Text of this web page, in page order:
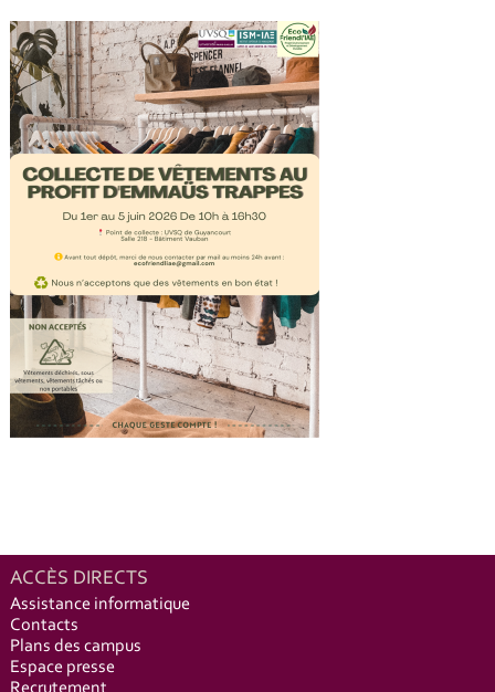
ACCÈS DIRECTS
Assistance informatique
Contacts
Plans des campus
Espace presse
Recrutement